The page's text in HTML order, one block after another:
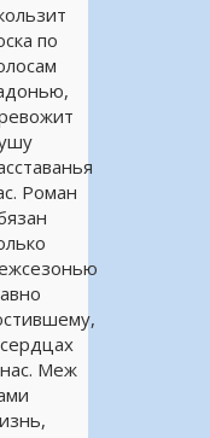
по
Роман
Меж